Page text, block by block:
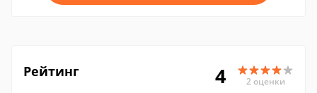
Рейтинг 4 2 оценки